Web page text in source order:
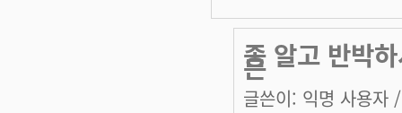
좀 알고 반박
은
글쓴이: 익명 사용자